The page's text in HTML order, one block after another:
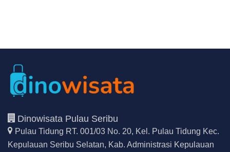
Dinowisata Pulau Seribu
Pulau Tidung RT. 001/03 No. 20, Kel. Pulau Tidung Kec.
Kepulauan Seribu Selatan, Kab. Administrasi Kepulauan